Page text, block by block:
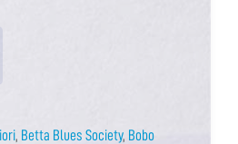
, Betta Blues Society, Bobo